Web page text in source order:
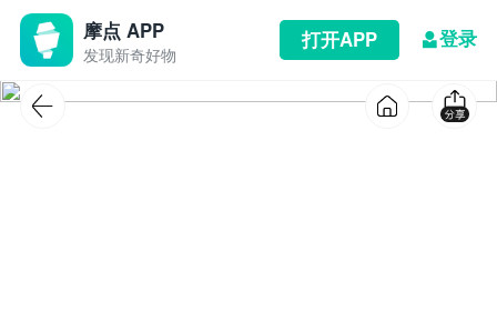
摩点 APP
发现新奇好物
打开APP 登录